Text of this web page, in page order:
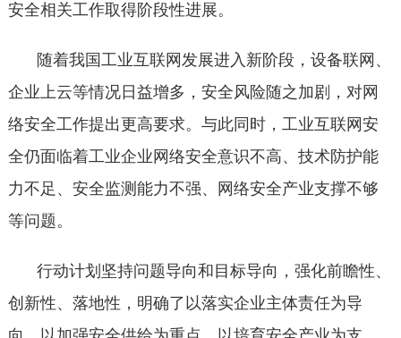
安全相关工作取得阶段性进展。
随着我国工业互联网发展进入新阶段，设备联网、
企业上云等情况日益增多，安全风险随之加剧，对网
络安全工作提出更高要求。与此同时，工业互联网安
全仍面临着工业企业网络安全意识不高、技术防护能
力不足、安全监测能力不强、网络安全产业支撑不够
等问题。
行动计划坚持问题导向和目标导向，强化前瞻性、
创新性、落地性，明确了以落实企业主体责任为导